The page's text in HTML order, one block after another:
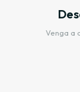
Venga a